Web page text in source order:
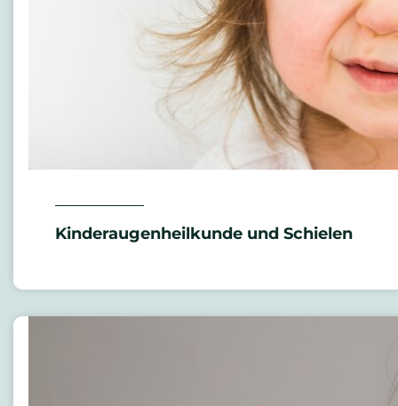
Kinderaugenheilkunde und Schielen